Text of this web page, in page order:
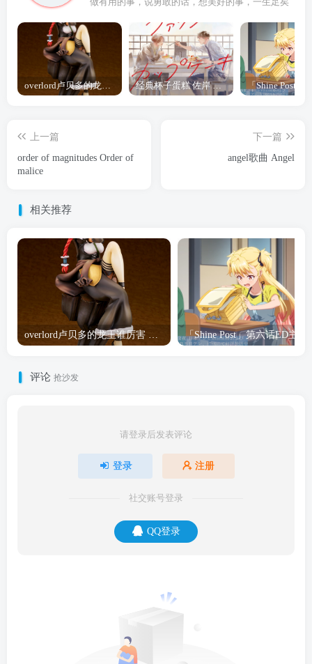
做有用的事，说勇敢的话，想美好的事，一生足矣
overlord卢贝多的龙王谁厉害 「Overlord」露普斯蕾琪娜·贝塔手办开订 经典杯子蛋糕 佐岸 漫画「经典杯子蛋糕」宣布真人日剧化
上一篇
order of magnitudes Order of
malice
下一篇
angel歌曲 Angel
相关推荐
overlord卢贝多的龙王谁厉害 「Overlord」露普斯蕾琪娜·贝塔手办开订
评论 抢沙发
请登录后发表评论
登录 注册
社交账号登录
QQ登录